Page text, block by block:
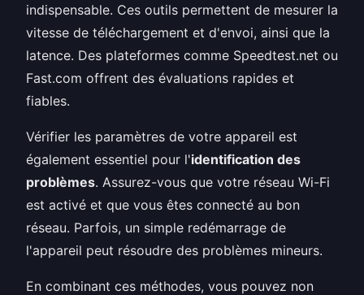
indispensable. Ces outils permettent de mesurer la
vitesse de téléchargement et d'envoi, ainsi que la
latence. Des plateformes comme Speedtest.net ou
Fast.com offrent des évaluations rapides et
fiables.
Vérifier les paramètres de votre appareil est
également essentiel pour l'identification des
problèmes. Assurez-vous que votre réseau Wi-Fi
est activé et que vous êtes connecté au bon
réseau. Parfois, un simple redémarrage de
l'appareil peut résoudre des problèmes mineurs.
En combinant ces méthodes, vous pouvez non